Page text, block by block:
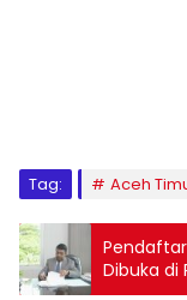
Tag: Aceh
Dibuka di